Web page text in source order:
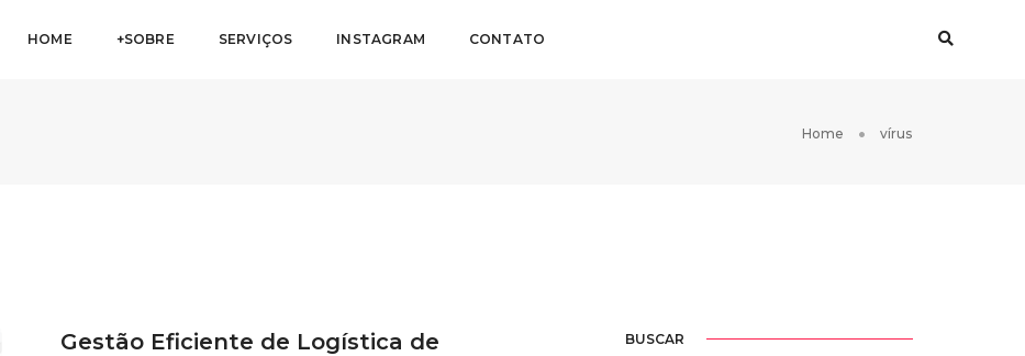
HOME +SOBRE SERVIÇOS INSTAGRAM CONTATO
Home vírus
Gestão Eficiente de Logística de
BUSCAR